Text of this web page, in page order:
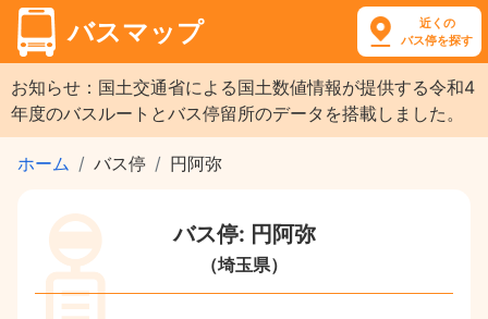
バスマップ
近くの
バス停を探す
お知らせ：国土交通省による国土数値情報が提供する令和4
年度のバスルートとバス停留所のデータを搭載しました。
ホーム バス停 円阿弥
バス停: 円阿弥
（埼玉県）